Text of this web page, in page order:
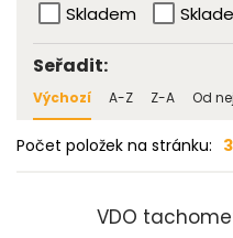
Skladem
Seřadit:
Výchozí A-Z Z-A Od
Počet položek na stránku:
VDO